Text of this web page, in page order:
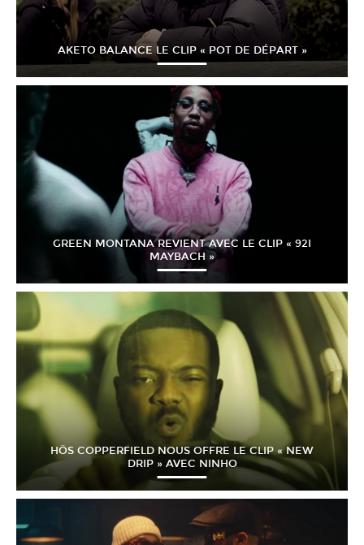
AKETO BALANCE LE CLIP « POT DE DÉPART »
GREEN MONTANA REVIENT AVEC LE CLIP « 92I
MAYBACH »
HÖS COPPERFIELD NOUS OFFRE LE CLIP « NEW
DRIP » AVEC NINHO